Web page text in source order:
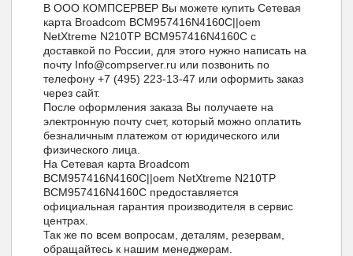
В ООО КОМПСЕРВЕР Вы можете купить Сетевая
карта Broadcom BCM957416N4160C||oem
NetXtreme N210TP BCM957416N4160C с
доставкой по России, для этого нужно написать на
почту Info@compserver.ru или позвонить по
телефону +7 (495) 223-13-47 или оформить заказ
через сайт.
После оформления заказа Вы получаете на
электронную почту счет, который можно оплатить
безналичным платежом от юридического или
физического лица.
На Сетевая карта Broadcom
BCM957416N4160C||oem NetXtreme N210TP
BCM957416N4160C предоставляется
официальная гарантия производителя в сервис
центрах.
Так же по всем вопросам, деталям, резервам,
обращайтесь к нашим менеджерам.